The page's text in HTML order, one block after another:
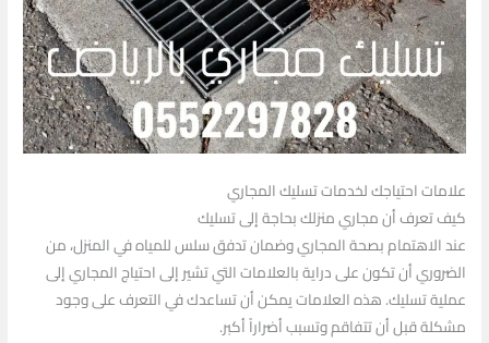
علامات احتياجك لخدمات تسليك المجاري
كيف تعرف أن مجاري منزلك بحاجة إلى تسليك
عند الاهتمام بصحة المجاري وضمان تدفق سلس للمياه في المنزل، من
الضروري أن تكون على دراية بالعلامات التي تشير إلى احتياج المجاري إلى
عملية تسليك. هذه العلامات يمكن أن تساعدك في التعرف على وجود
مشكلة قبل أن تتفاقم وتسبب أضراراً أكبر.